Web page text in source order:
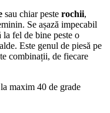
sau chiar peste rochii,
Se așază impecabil
la fel de bine peste o
Este genul de piesă pe
combinații, de fiecare
maxim 40 de grade